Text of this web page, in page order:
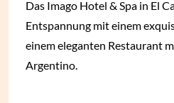
Das Imago Hotel & Spa in El
Entspannung mit einem
einem eleganten Restaurant
Argentino.